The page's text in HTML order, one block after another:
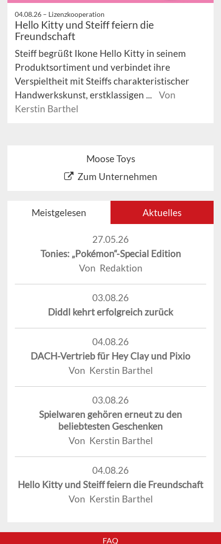
04.08.26 – Lizenzkooperation
Hello Kitty und Steiff feiern die
Freundschaft
Steiff begrüßt Ikone Hello Kitty in seinem
Produktsortiment und verbindet ihre
Verspieltheit mit Steiffs charakteristischer
Handwerkskunst, erstklassigen ...
Von
Kerstin Barthel
Moose Toys
Zum Unternehmen
Meistgelesen Aktuelles
27.05.26
Tonies: „Pokémon“-Special Edition
Von Redaktion
03.08.26
Diddl kehrt erfolgreich zurück
04.08.26
DACH-Vertrieb für Hey Clay und Pixio
Von Kerstin Barthel
03.08.26
Spielwaren gehören erneut zu den
beliebtesten Geschenken
Von Kerstin Barthel
04.08.26
Hello Kitty und Steiff feiern die Freundschaft
Von Kerstin Barthel
FAQ